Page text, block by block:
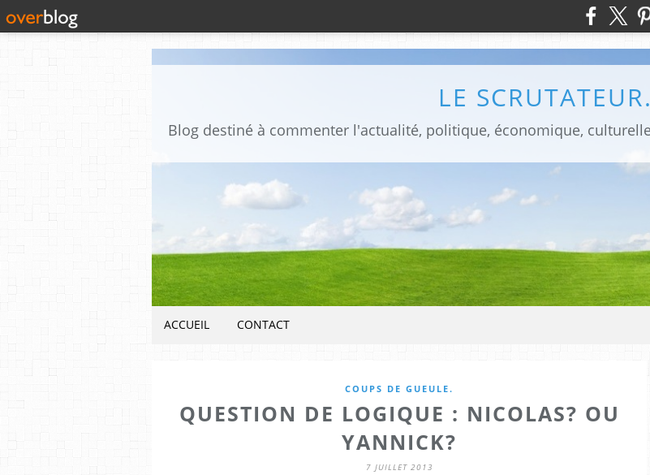
LE SCRUTATEUR.
ACCUEIL CONTACT
COUPS DE GUEULE.
QUESTION DE LOGIQUE : NICOLAS? OU
YANNICK?
7 JUILLET 2013